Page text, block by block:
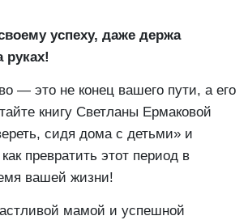
успеху, даже держа
руках!
— это не конец вашего пути, а его
книгу Светланы Ермаковой
сидя дома с детьми» и
превратить этот период в
вашей жизни!
мамой и успешной